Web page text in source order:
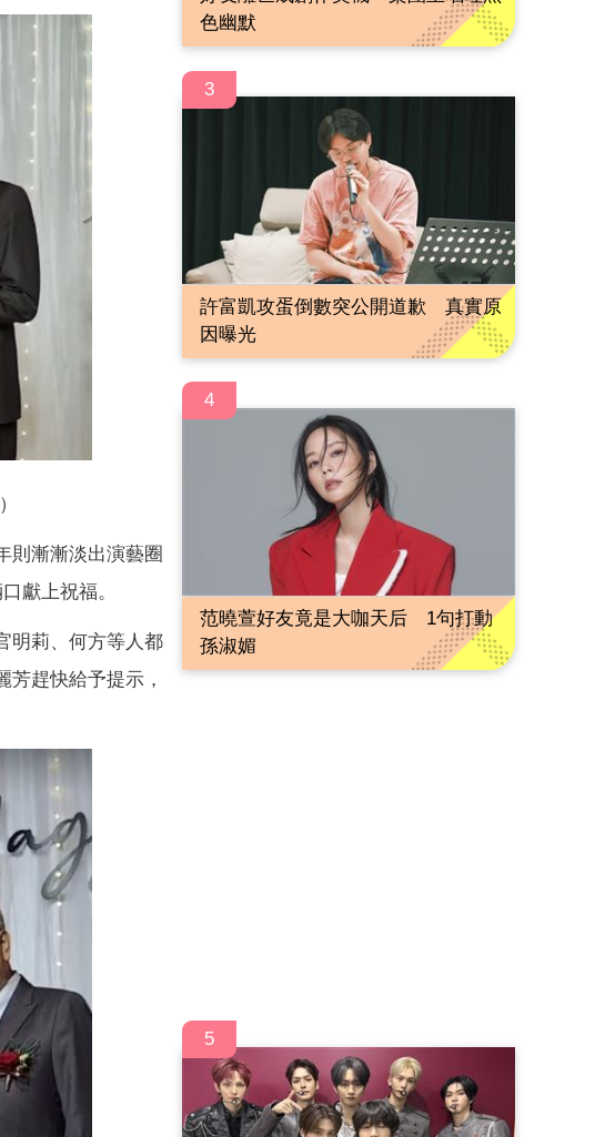
則漸漸淡出演藝圈
獻上祝福。
明莉、何方等人都
趕快給予提示，
色幽默
3
許富凱攻蛋倒數突公開道歉 真實原
因曝光
4
范曉萱好友竟是大咖天后 1句打動
孫淑媚
5